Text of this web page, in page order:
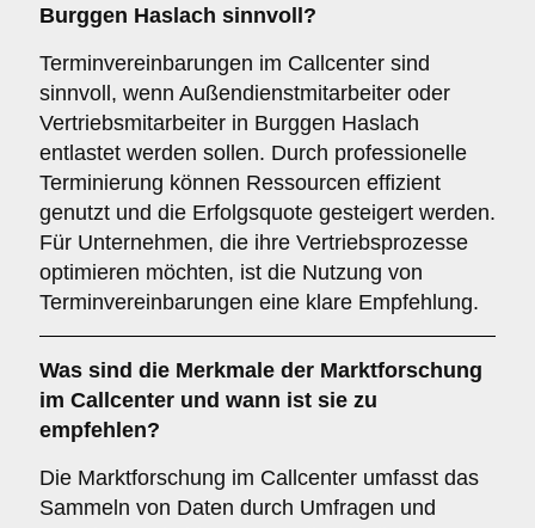
Burggen Haslach sinnvoll?
Terminvereinbarungen im Callcenter sind
sinnvoll, wenn Außendienstmitarbeiter oder
Vertriebsmitarbeiter in Burggen Haslach
entlastet werden sollen. Durch professionelle
Terminierung können Ressourcen effizient
genutzt und die Erfolgsquote gesteigert werden.
Für Unternehmen, die ihre Vertriebsprozesse
optimieren möchten, ist die Nutzung von
Terminvereinbarungen eine klare Empfehlung.
Was sind die Merkmale der Marktforschung
im Callcenter und wann ist sie zu
empfehlen?
Die Marktforschung im Callcenter umfasst das
Sammeln von Daten durch Umfragen und